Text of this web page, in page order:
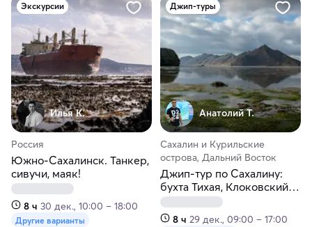
Экскурсии
Илья К.
Россия
Южно-Сахалинск. Танкер,
сивучи, маяк!
8 ч 30 дек., 10:00 – 18:00
Другие варианты
Джип-туры
Анатолий Т.
Сахалин и Курильские
острова, Дальний Восток
Джип-тур по Сахалину:
бухта Тихая, Клоковский
водопад и ворота Тории
8 ч 29 дек., 09:00 – 17:00